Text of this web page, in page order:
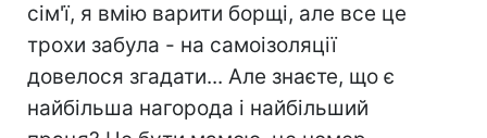
сім'ї, я вмію варити борщі, але все це
трохи забула - на самоізоляції
довелося згадати... Але знаєте, що є
найбільша нагорода і найбільший